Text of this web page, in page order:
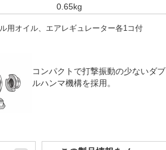
0.65kg
用オイル、エアレギュレーター各1コ付
コンパクトで打撃振動の少ないダブ
ルハンマ機構を採用。